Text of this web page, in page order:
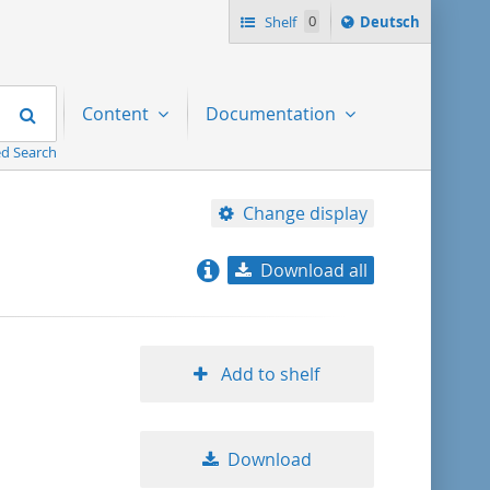
Shelf 0
Sprache
ï¿½ndern
Deutsch
Search
Search
Content Documentation
Change display
title ascending
Download all
Add to shelf
Download